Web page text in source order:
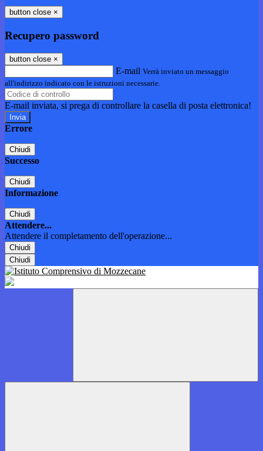
button close ×
Recupero password
button close ×
E-mail Verrà inviato un messaggio
all'indirizzo indicato con le istruzioni necessarie.
E-mail inviata, si prega di controllare la casella di posta elettronica!
Errore
Chiudi
Successo
Chiudi
Informazione
Chiudi
Attendere...
Attendere il completamento dell'operazione...
Chiudi
Chiudi